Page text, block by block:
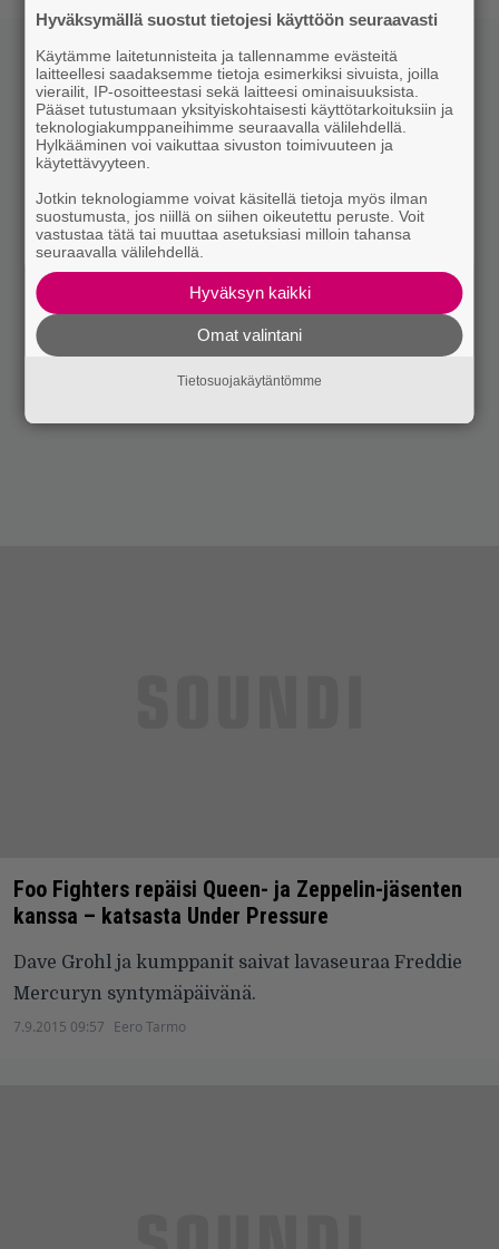
Foo Fighters repäisi Queen- ja Zeppelin-jäsenten
kanssa – katsasta Under Pressure
Dave Grohl ja kumppanit saivat lavaseuraa Freddie
Mercuryn syntymäpäivänä.
7.9.2015 09:57 Eero Tarmo
Hyväksymällä suostut tietojesi käyttöön seuraavasti
Käytämme laitetunnisteita ja tallennamme evästeitä
laitteellesi saadaksemme tietoja esimerkiksi sivuista, joilla
vierailit, IP-osoitteestasi sekä laitteesi ominaisuuksista.
Pääset tutustumaan yksityiskohtaisesti käyttötarkoituksiin ja
teknologiakumppaneihimme seuraavalla välilehdellä.
Hylkääminen voi vaikuttaa sivuston toimivuuteen ja
käytettävyyteen.
Jotkin teknologiamme voivat käsitellä tietoja myös ilman
suostumusta, jos niillä on siihen oikeutettu peruste. Voit
vastustaa tätä tai muuttaa asetuksiasi milloin tahansa
seuraavalla välilehdellä.
Hyväksyn kaikki
Omat valintani
Tietosuojakäytäntömme